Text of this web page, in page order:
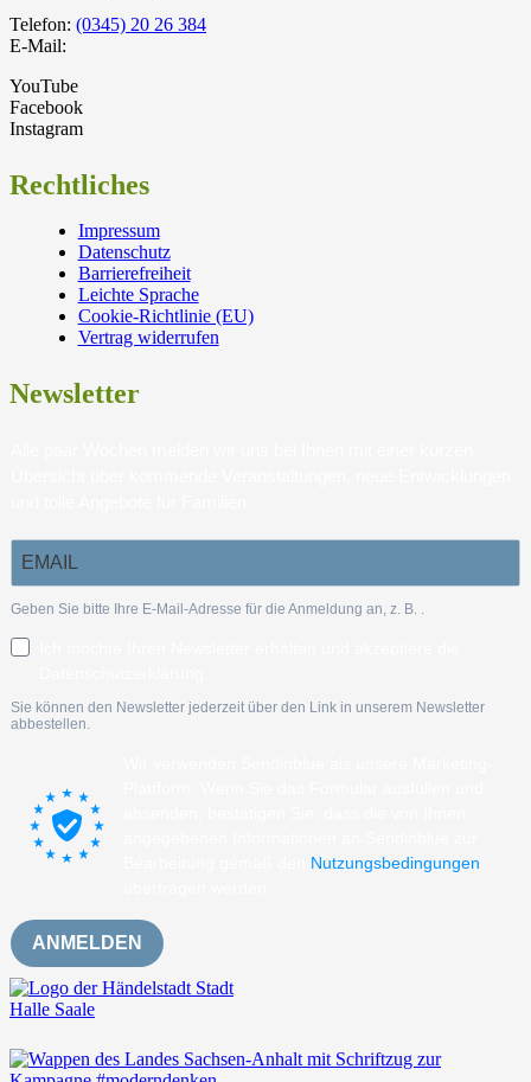
Telefon: (0345) 20 26 384
E-Mail:
YouTube
Facebook
Instagram
Rechtliches
Impressum
Datenschutz
Barrierefreiheit
Leichte Sprache
Cookie-Richtlinie (EU)
Vertrag widerrufen
Newsletter
Geben Sie bitte Ihre E-Mail-Adresse für die Anmeldung an, z. B. .
Sie können den Newsletter jederzeit über den Link in unserem Newsletter
abbestellen.
Nutzungsbedingungen
ANMELDEN